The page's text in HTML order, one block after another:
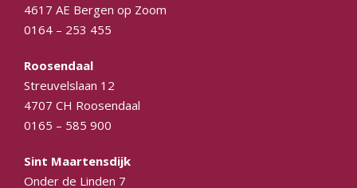
4617 AE Bergen op Zoom
0164 – 253 455
Roosendaal
Streuvelslaan 12
4707 CH Roosendaal
0165 – 585 900
Sint Maartensdijk
Onder de Linden 7